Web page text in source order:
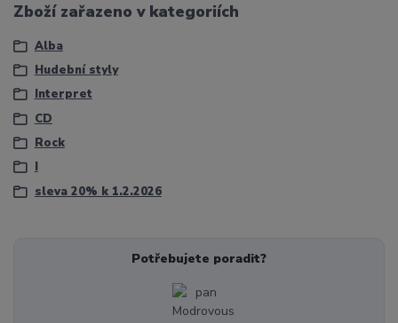
Zboží zařazeno v kategoriích
Alba
Hudební styly
Interpret
CD
Rock
I
sleva 20% k 1.2.2026
Potřebujete poradit?